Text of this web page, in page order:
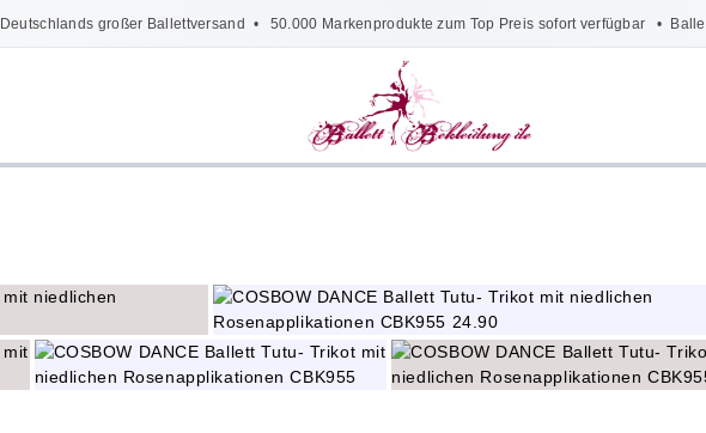
Deutschlands großer Ballettversand • 50.000 Markenprodukte zum Top Preis sofort verfügbar •